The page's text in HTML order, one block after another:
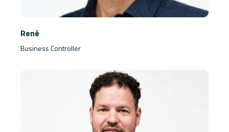
René
Business Controller